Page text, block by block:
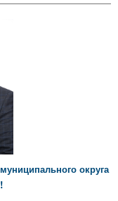
округа